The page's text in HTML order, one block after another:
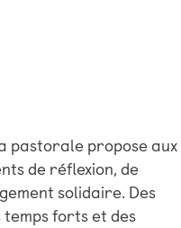
pastorale propose aux
de réflexion, de
solidaire. Des
forts et des